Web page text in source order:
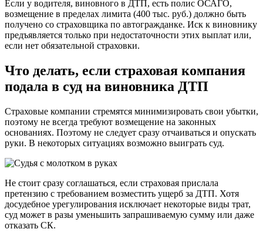
Если у водителя, виновного в ДТП, есть полис ОСАГО,
возмещение в пределах лимита (400 тыс. руб.) должно быть
получено со страховщика по автогражданке. Иск к виновнику
предъявляется только при недостаточности этих выплат или,
если нет обязательной страховки.
Что делать, если страховая компания
подала в суд на виновника ДТП
Страховые компании стремятся минимизировать свои убытки,
поэтому не всегда требуют возмещение на законных
основаниях. Поэтому не следует сразу отчаиваться и опускать
руки. В некоторых ситуациях возможно выиграть суд.
Не стоит сразу соглашаться, если страховая прислала
претензию с требованием возместить ущерб за ДТП. Хотя
досудебное урегулирования исключает некоторые виды трат,
суд может в разы уменьшить запрашиваемую сумму или даже
отказать СК.